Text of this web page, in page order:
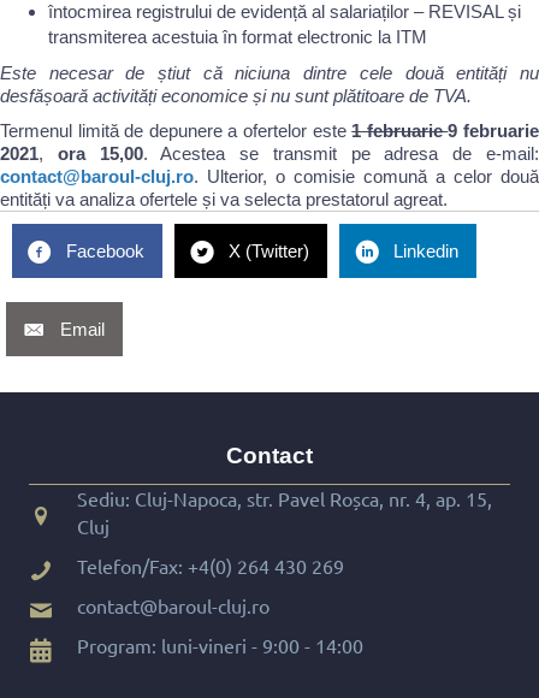
întocmirea registrului de evidență al salariaților – REVISAL și
transmiterea acestuia în format electronic la ITM
Este necesar de știut că niciuna dintre cele două entități nu
desfășoară activități economice și nu sunt plătitoare de TVA.
Termenul limită de depunere a ofertelor este 1 februarie9 februarie
2021, ora 15,00. Acestea se transmit pe adresa de e-mail:
contact@baroul-cluj.ro. Ulterior, o comisie comună a celor două
entități va analiza ofertele și va selecta prestatorul agreat.
Facebook X (Twitter) Linkedin
Email
Contact
Sediu: Cluj-Napoca, str. Pavel Roșca, nr. 4, ap. 15,
Cluj
Telefon/Fax: +4(0) 264 430 269
contact@baroul-cluj.ro
Program: luni-vineri - 9:00 - 14:00